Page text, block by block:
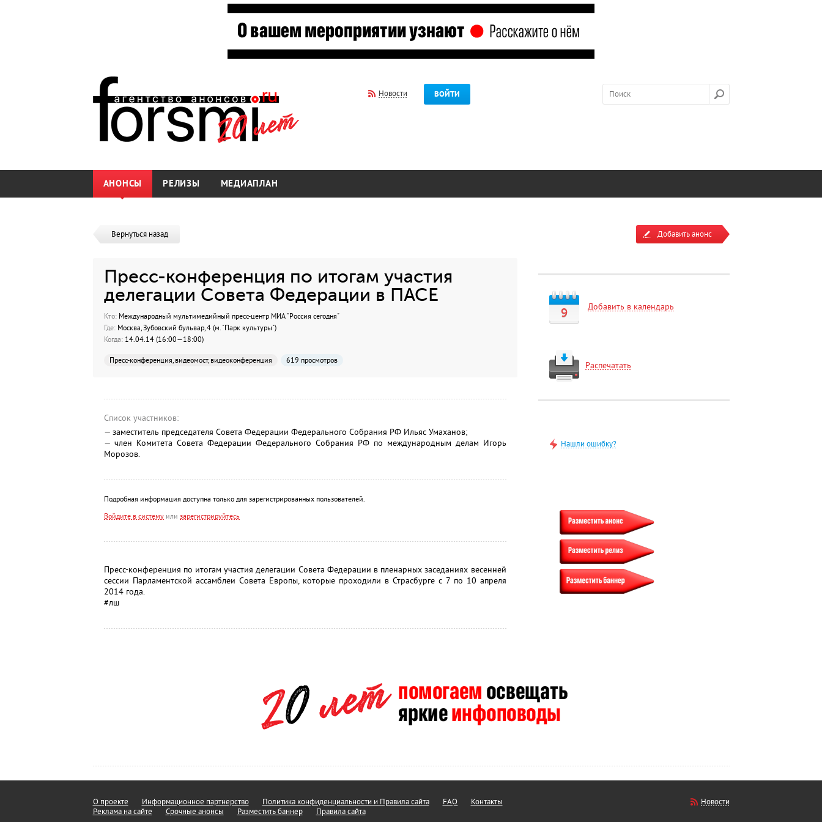
Новости ВОЙТИ
АНОНСЫ РЕЛИЗЫ МЕДИАПЛАН
Вернуться назад
Пресс-конференция по итогам участия
делегации Совета Федерации в ПАСЕ
Кто:Международный мультимедийный пресс-центр МИА "Россия сегодня"
Где:Москва, Зубовский бульвар, 4 (м. "Парк культуры")
Когда:14.04.14 (16:00—18:00)
Пресс-конференция, видеомост, видеоконференция 619 просмотров
Список участников:
— заместитель председателя Совета Федерации Федерального Собрания РФ Ильяс Умаханов;
— член Комитета Совета Федерации Федерального Собрания РФ по международным делам Игорь
Морозов.
Подробная информация доступна только для зарегистрированных пользователей.
Войдите в системуили зарегистрируйтесь
Пресс-конференция по итогам участия делегации Совета Федерации в пленарных заседаниях весенней
сессии Парламентской ассамблеи Совета Европы, которые проходили в Страсбурге с 7 по 10 апреля
2014 года.
#лш
Добавить анонс
9 Добавить в календарь
Распечатать
Нашли ошибку?
О проекте Информационное партнерство Политика конфиденциальности и Правила сайта FAQ
Контакты
Реклама на сайте
Срочные анонсы Разместить баннер Правила сайта
Новости